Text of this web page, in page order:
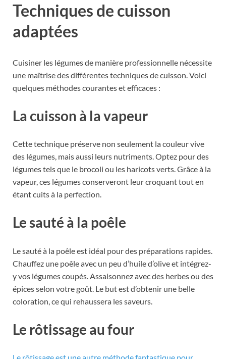
Techniques de cuisson
adaptées
Cuisiner les légumes de manière professionnelle nécessite
une maîtrise des différentes techniques de cuisson. Voici
quelques méthodes courantes et efficaces :
La cuisson à la vapeur
Cette technique préserve non seulement la couleur vive
des légumes, mais aussi leurs nutriments. Optez pour des
légumes tels que le brocoli ou les haricots verts. Grâce à la
vapeur, ces légumes conserveront leur croquant tout en
étant cuits à la perfection.
Le sauté à la poêle
Le sauté à la poêle est idéal pour des préparations rapides.
Chauffez une poêle avec un peu d’huile d’olive et intégrez-
y vos légumes coupés. Assaisonnez avec des herbes ou des
épices selon votre goût. Le but est d’obtenir une belle
coloration, ce qui rehaussera les saveurs.
Le rôtissage au four